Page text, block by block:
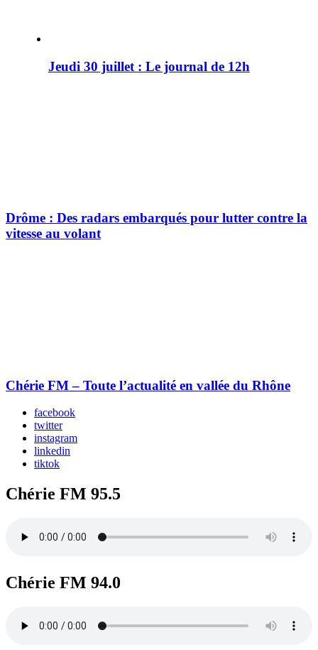
Jeudi 30 juillet : Le journal de 12h
Drôme : Des radars embarqués pour lutter contre la
vitesse au volant
Chérie FM – Toute l’actualité en vallée du Rhône
facebook
twitter
instagram
linkedin
tiktok
Chérie FM 95.5
Chérie FM 94.0